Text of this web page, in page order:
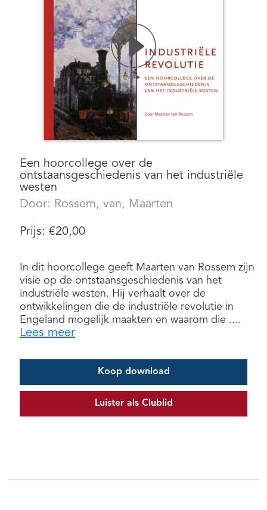
Een hoorcollege over de
ontstaansgeschiedenis van het industriële
westen
Door: Rossem, van, Maarten
Prijs: €20,00
In dit hoorcollege geeft Maarten van Rossem zijn
visie op de ontstaansgeschiedenis van het
industriële westen. Hij verhaalt over de
ontwikkelingen die de industriële revolutie in
Engeland mogelijk maakten en waarom die ....
Lees meer
Koop download
Luister als Clublid